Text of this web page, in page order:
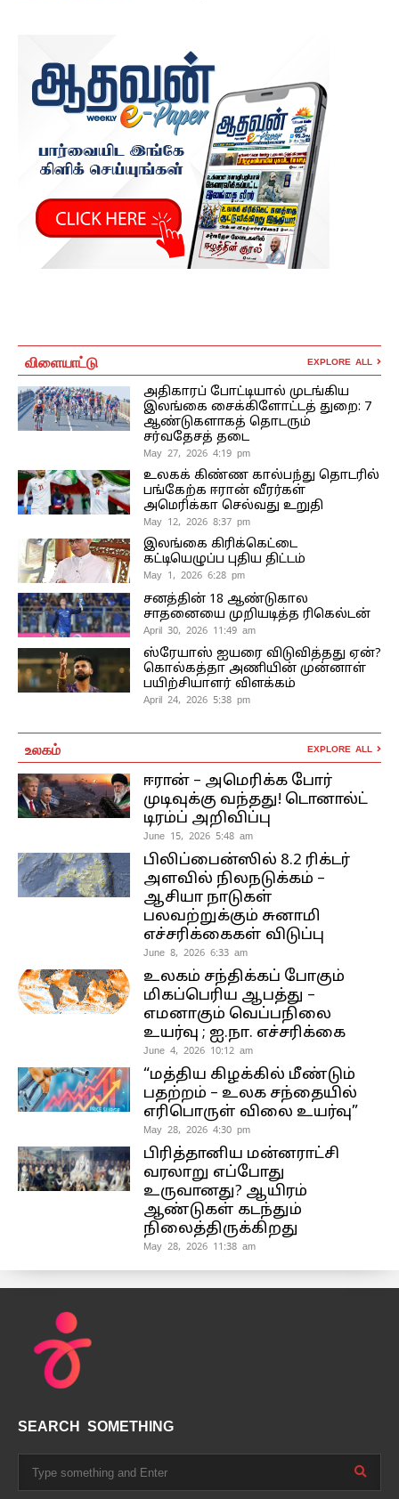
விளையாட்டு EXPLORE ALL
அதிகாரப் போட்டியால் முடங்கிய
இலங்கை சைக்கிளோட்டத் துறை: 7
ஆண்டுகளாகத் தொடரும்
சர்வதேசத் தடை
May 27, 2026 4:19 pm
உலகக் கிண்ண கால்பந்து தொடரில்
பங்கேற்க ஈரான் வீரர்கள்
அமெரிக்கா செல்வது உறுதி
May 12, 2026 8:37 pm
இலங்கை கிரிக்கெட்டை
கட்டியெழுப்ப புதிய திட்டம்
May 1, 2026 6:28 pm
சனத்தின் 18 ஆண்டுகால
சாதனையை முறியடித்த ரிகெல்டன்
April 30, 2026 11:49 am
ஸ்ரேயாஸ் ஐயரை விடுவித்தது ஏன்?
கொல்கத்தா அணியின் முன்னாள்
பயிற்சியாளர் விளக்கம்
April 24, 2026 5:38 pm
உலகம் EXPLORE ALL
ஈரான் – அமெரிக்க போர்
முடிவுக்கு வந்தது! டொனால்ட்
டிரம்ப் அறிவிப்பு
June 15, 2026 5:48 am
பிலிப்பைன்ஸில் 8.2 ரிக்டர்
அளவில் நிலநடுக்கம் –
ஆசியா நாடுகள்
பலவற்றுக்கும் சுனாமி
எச்சரிக்கைகள் விடுப்பு
June 8, 2026 6:33 am
உலகம் சந்திக்கப் போகும்
மிகப்பெரிய ஆபத்து –
எமனாகும் வெப்பநிலை
உயர்வு ; ஐ.நா. எச்சரிக்கை
June 4, 2026 10:12 am
“மத்திய கிழக்கில் மீண்டும்
பதற்றம் – உலக சந்தையில்
எரிபொருள் விலை உயர்வு”
May 28, 2026 4:30 pm
பிரித்தானிய மன்னராட்சி
வரலாறு எப்போது
உருவானது? ஆயிரம்
ஆண்டுகள் கடந்தும்
நிலைத்திருக்கிறது
May 28, 2026 11:38 am
SEARCH SOMETHING